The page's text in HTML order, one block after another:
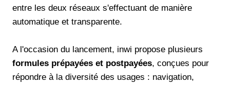
entre les deux réseaux s'effectuant de manière
automatique et transparente.
A l'occasion du lancement, inwi propose plusieurs
formules prépayées et postpayées, conçues pour
répondre à la diversité des usages : navigation,